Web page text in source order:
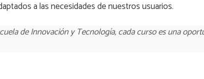
a las necesidades de nuestros usuarios.
de Innovación y Tecnología, cada curso es una